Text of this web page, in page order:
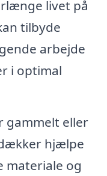
livet på
tilbyde
arbejde
i optimal
gammelt eller
hjælpe
materiale og